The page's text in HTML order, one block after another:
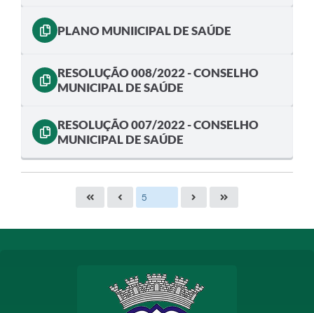
PLANO MUNIICIPAL DE SAÚDE
RESOLUÇÃO 008/2022 - CONSELHO
MUNICIPAL DE SAÚDE
RESOLUÇÃO 007/2022 - CONSELHO
MUNICIPAL DE SAÚDE